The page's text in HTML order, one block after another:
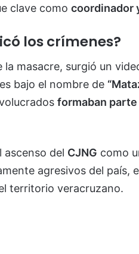
clave como coordinador
los crímenes?
la masacre, surgió un
bajo el nombre de
formaban
ascenso del CJNG como
agresivos del país,
territorio veracruzano.